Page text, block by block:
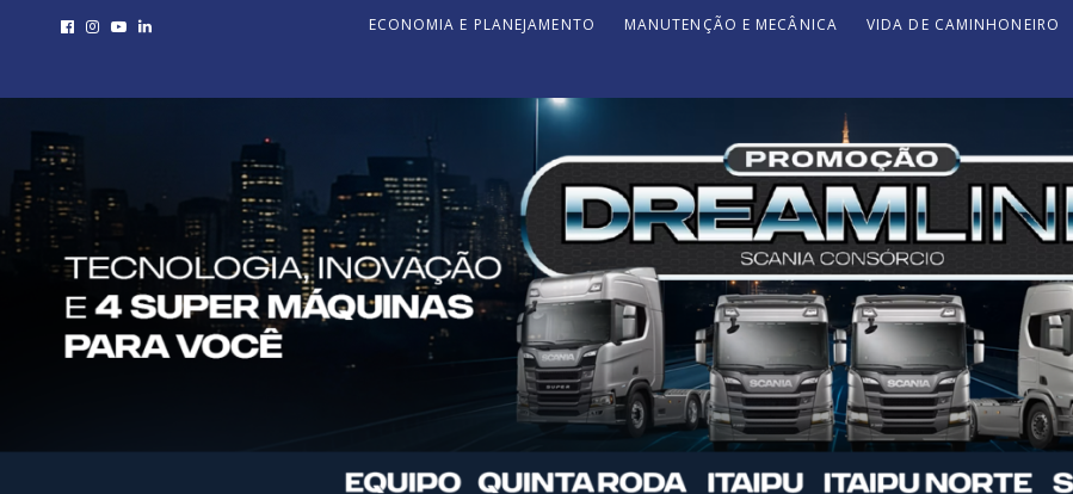
ECONOMIA E PLANEJAMENTO MANUTENÇÃO E MECÂNICA VIDA DE CAMINHONEIRO